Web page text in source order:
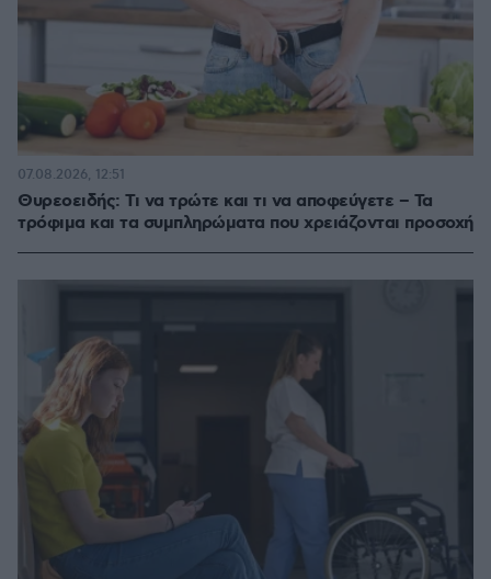
Θυρεοειδής: Τι να τρώτε και τι να αποφεύγετε – Τα
τρόφιμα και τα συμπληρώματα που χρειάζονται προσοχή
07.08.2026, 12:51